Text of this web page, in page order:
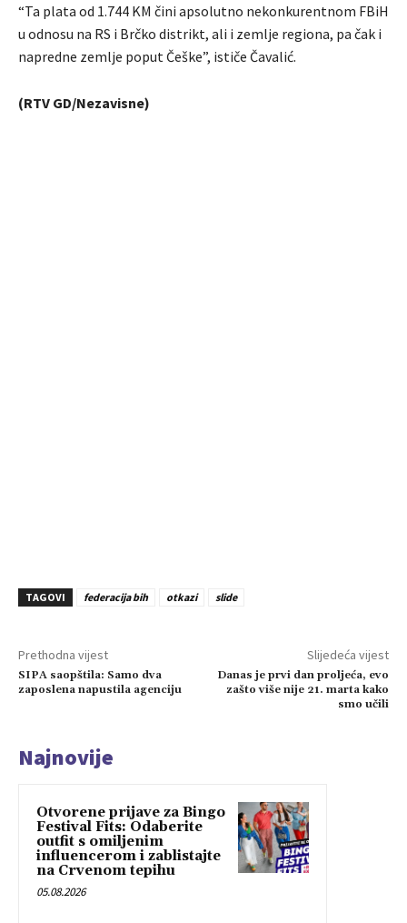
“Ta plata od 1.744 KM čini apsolutno nekonkurentnom FBiH
u odnosu na RS i Brčko distrikt, ali i zemlje regiona, pa čak i
napredne zemlje poput Češke”, ističe Čavalić.
(RTV GD/Nezavisne)
TAGOVI federacija bih otkazi slide
Prethodna vijest
SIPA saopštila: Samo dva
zaposlena napustila agenciju
Slijedeća vijest
Danas je prvi dan proljeća, evo
zašto više nije 21. marta kako
smo učili
Najnovije
Otvorene prijave za Bingo
Festival Fits: Odaberite
outfit s omiljenim
influencerom i zablistajte
na Crvenom tepihu
05.08.2026